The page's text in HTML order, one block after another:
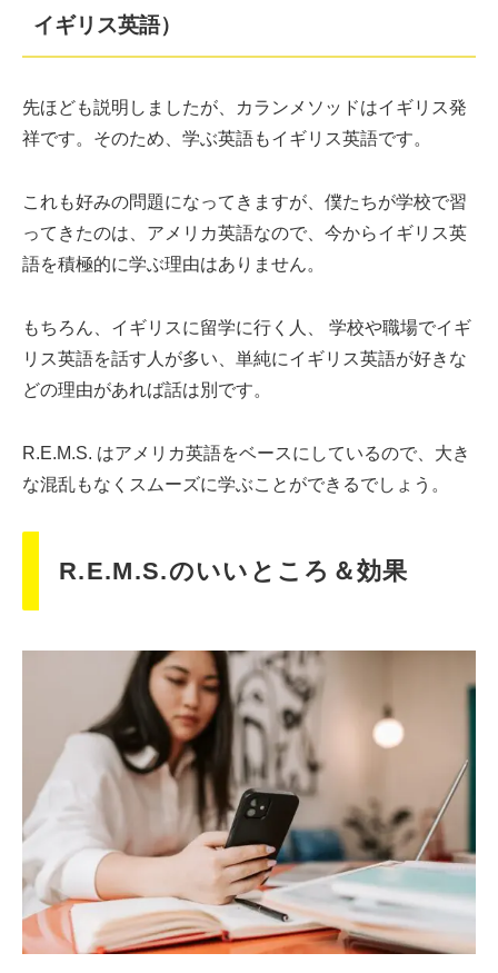
イギリス英語）
先ほども説明しましたが、カランメソッドはイギリス発
祥です。そのため、学ぶ英語もイギリス英語です。
これも好みの問題になってきますが、僕たちが学校で習
ってきたのは、アメリカ英語なので、今からイギリス英
語を積極的に学ぶ理由はありません。
もちろん、イギリスに留学に行く人、 学校や職場でイギ
リス英語を話す人が多い、単純にイギリス英語が好きな
どの理由があれば話は別です。
R.E.M.S. はアメリカ英語をベースにしているので、大き
な混乱もなくスムーズに学ぶことができるでしょう。
R.E.M.S.のいいところ＆効果